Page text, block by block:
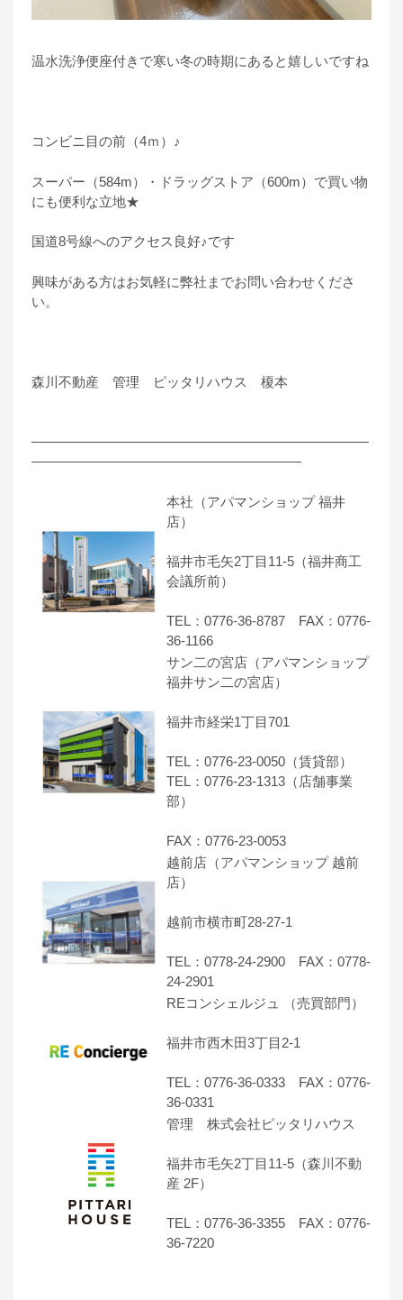
温水洗浄便座付きで寒い冬の時期にあると嬉しいですね
コンビニ目の前（4ｍ）♪
スーパー（584m）・ドラッグストア（600m）で買い物
にも便利な立地★
国道8号線へのアクセス良好♪です
興味がある方はお気軽に弊社までお問い合わせくださ
い。
森川不動産 管理 ピッタリハウス 榎本
―――――――――――――――――――――――――
――――――――――――――――――――
本社（アパマンショップ 福井
店）
福井市毛矢2丁目11-5（福井商工
会議所前）
TEL：0776-36-8787 FAX：0776-
36-1166
サン二の宮店（アパマンショップ
福井サン二の宮店）
福井市経栄1丁目701
TEL：0776-23-0050（賃貸部）
TEL：0776-23-1313（店舗事業
部）
FAX：0776-23-0053
越前店（アパマンショップ 越前
店）
越前市横市町28-27-1
TEL：0778-24-2900 FAX：0778-
24-2901
REコンシェルジュ （売買部門）
福井市西木田3丁目2-1
TEL：0776-36-0333 FAX：0776-
36-0331
管理 株式会社ピッタリハウス
福井市毛矢2丁目11-5（森川不動
産 2F）
TEL：0776-36-3355 FAX：0776-
36-7220